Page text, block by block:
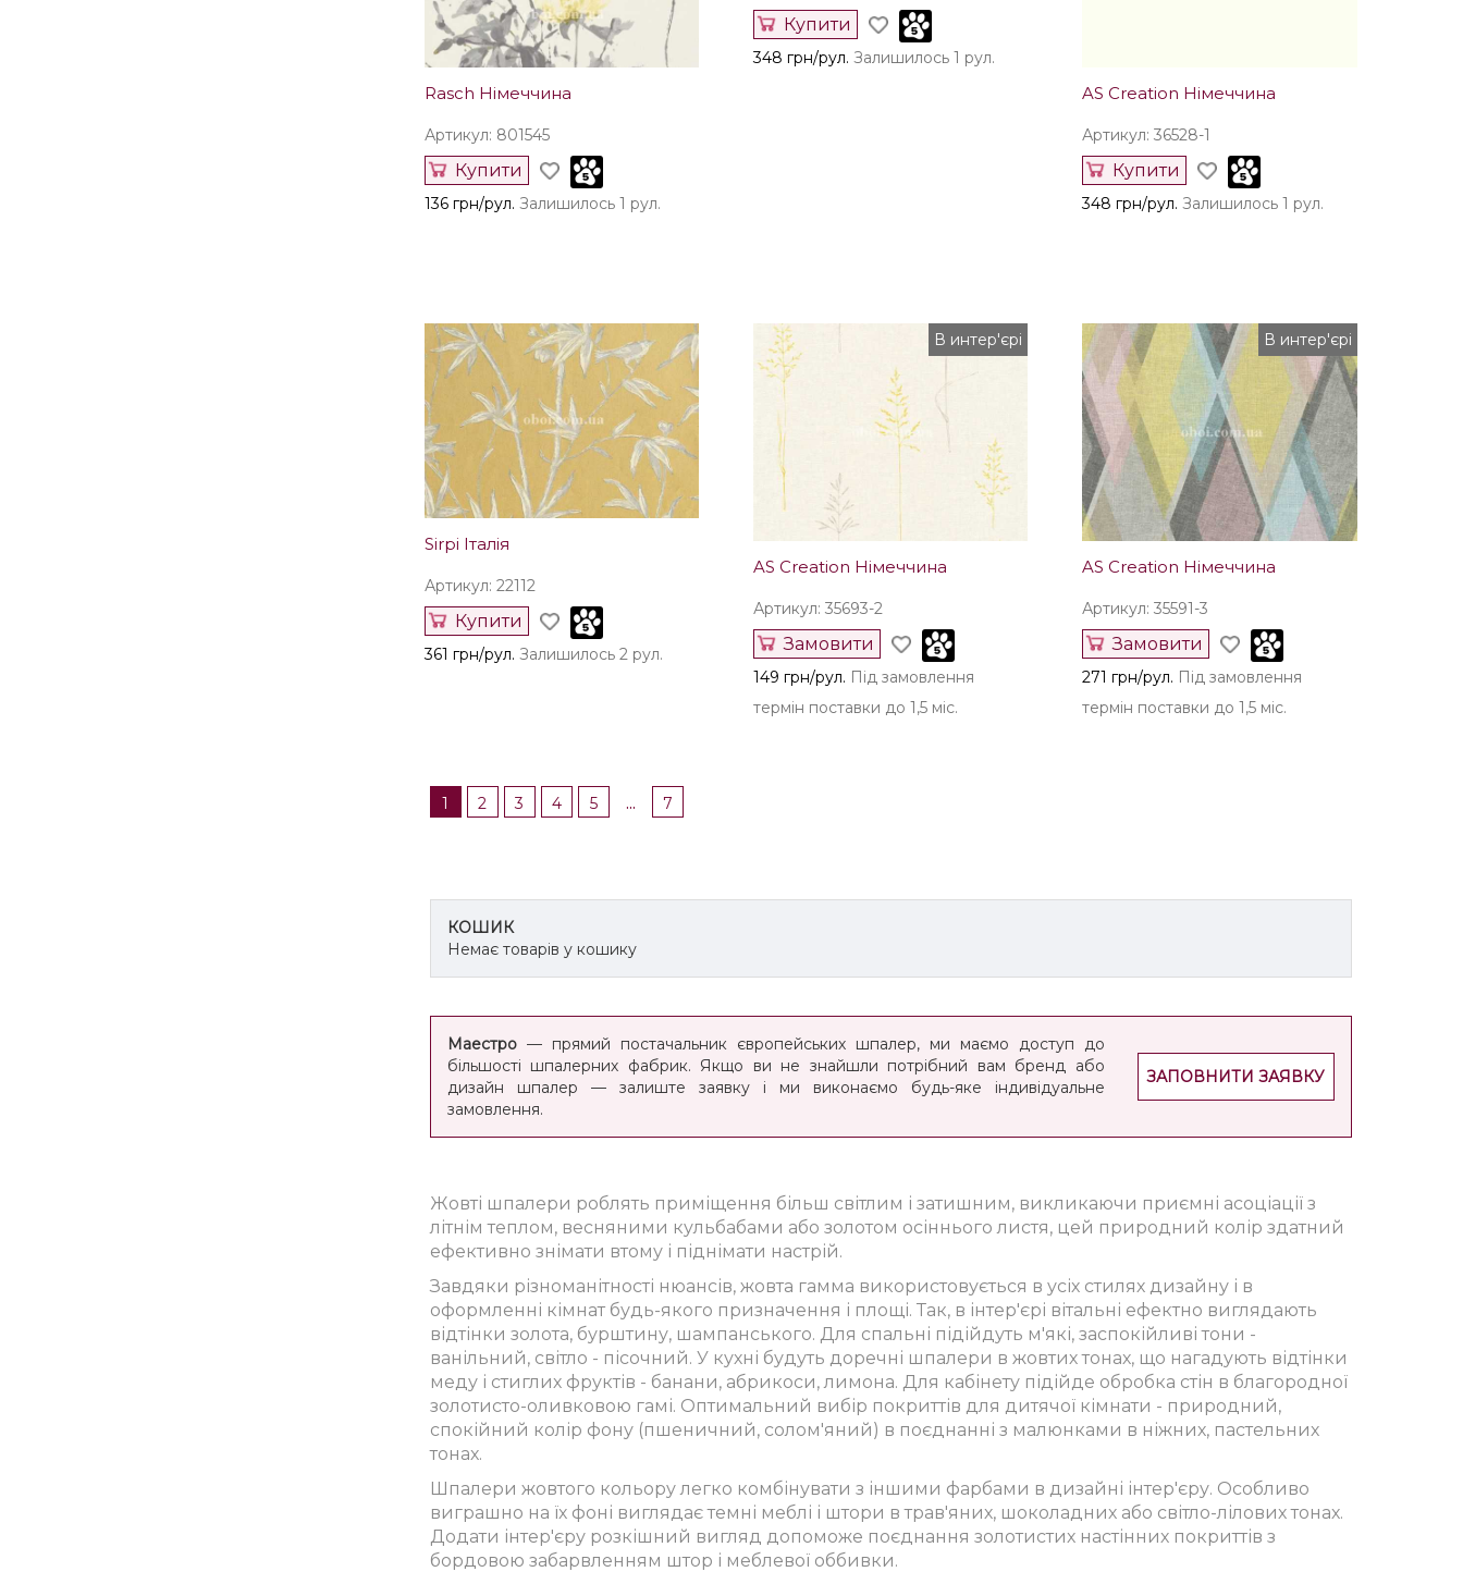
Rasch Німеччина
Артикул: 801545
Купити
136 грн/рул. Залишилось 1 рул.
Купити
348 грн/рул. Залишилось 1 рул.
AS Creation Німеччина
Артикул: 36528-1
Купити
348 грн/рул. Залишилось 1 рул.
Sirpi Італія
Артикул: 22112
Купити
361 грн/рул. Залишилось 2 рул.
В интер'єрі
AS Creation Німеччина
Артикул: 35693-2
Замовити
149 грн/рул. Під замовлення
термін поставки до 1,5 міс.
В интер'єрі
AS Creation Німеччина
Артикул: 35591-3
Замовити
271 грн/рул. Під замовлення
термін поставки до 1,5 міс.
1 2 3 4 5 ... 7
КОШИК
Немає товарів у кошику
Маестро— прямий постачальник європейських шпалер, ми маємо доступ до
більшості шпалерних фабрик. Якщо ви не знайшли потрібний вам бренд або
дизайн шпалер — залиште заявку і ми виконаємо будь-яке індивідуальне
замовлення.
ЗАПОВНИТИ ЗАЯВКУ
Жовті шпалери роблять приміщення більш світлим і затишним, викликаючи приємні асоціації з
літнім теплом, весняними кульбабами або золотом осіннього листя, цей природний колір здатний
ефективно знімати втому і піднімати настрій.
Завдяки різноманітності нюансів, жовта гамма використовується в усіх стилях дизайну і в
оформленні кімнат будь-якого призначення і площі. Так, в інтер'єрі вітальні ефектно виглядають
відтінки золота, бурштину, шампанського. Для спальні підійдуть м'які, заспокійливі тони -
ванільний, світло - пісочний. У кухні будуть доречні шпалери в жовтих тонах, що нагадують відтінки
меду і стиглих фруктів - банани, абрикоси, лимона. Для кабінету підійде обробка стін в благородної
золотисто-оливковою гамі. Оптимальний вибір покриттів для дитячої кімнати - природний,
спокійний колір фону (пшеничний, солом'яний) в поєднанні з малюнками в ніжних, пастельних
тонах.
Шпалери жовтого кольору легко комбінувати з іншими фарбами в дизайні інтер'єру. Особливо
виграшно на їх фоні виглядає темні меблі і штори в трав'яних, шоколадних або світло-лілових тонах.
Додати інтер'єру розкішний вигляд допоможе поєднання золотистих настінних покриттів з
бордовою забарвленням штор і меблевої оббивки.